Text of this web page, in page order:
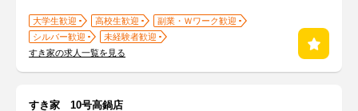
大学生歓迎 高校生歓迎
副業・Ｗワーク歓迎
シルバー歓迎
未経験者歓迎
すき家の求人一覧を見る
すき家 10号高鍋店